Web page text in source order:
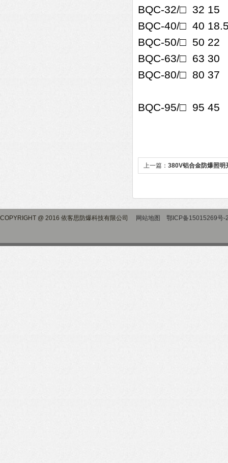
BQC-32/□ 32 15
BQC-40/□ 40
BQC-50/□ 50
BQC-63/□ 63 30
BQC-80/□ 80
BQC-95/□ 95 45
上一篇： 380V铝合金防爆照明
COPYRIGHT @ 2016 依客思防爆科技有限公司 网站地图 鄂ICP备15015269号-